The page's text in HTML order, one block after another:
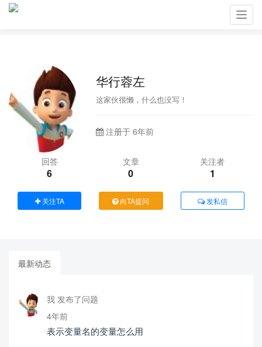
华行蓉左
这家伙很懒，什么也没写！
注册于 6年前
回答
6
文章
0
关注者
1
关注TA 向TA提问 发私信
最新动态
我 发布了问题
4年前
表示变量名的变量怎么用